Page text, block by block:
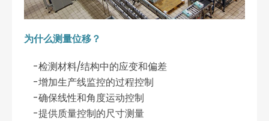
为什么测量位移？
-检测材料/结构中的应变和偏差
-增加生产线监控的过程控制
-确保线性和角度运动控制
-提供质量控制的尺寸测量